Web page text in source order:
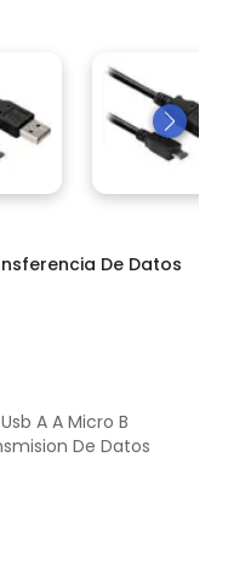
De Datos
A A Micro B
De Datos